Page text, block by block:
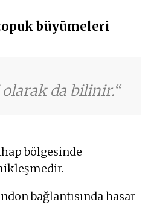
büyümeleri
olarak da bilinir.
bölgesinde
bağlantısında hasar